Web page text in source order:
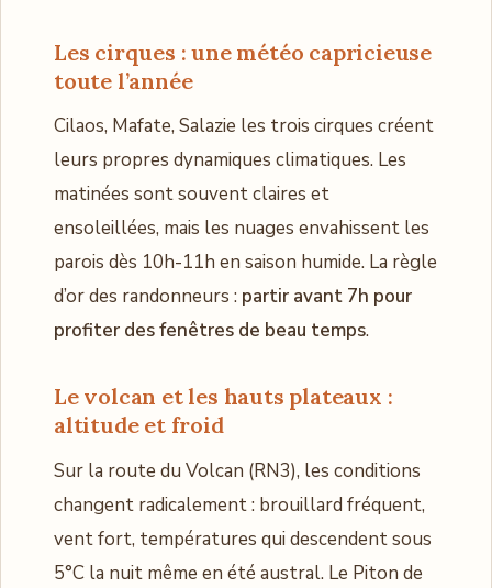
Les cirques : une météo capricieuse
toute l’année
Cilaos, Mafate, Salazie les trois cirques créent
leurs propres dynamiques climatiques. Les
matinées sont souvent claires et
ensoleillées, mais les nuages envahissent les
parois dès 10h-11h en saison humide. La règle
d’or des randonneurs : partir avant 7h pour
profiter des fenêtres de beau temps.
Le volcan et les hauts plateaux :
altitude et froid
Sur la route du Volcan (RN3), les conditions
changent radicalement : brouillard fréquent,
vent fort, températures qui descendent sous
5°C la nuit même en été austral. Le Piton de